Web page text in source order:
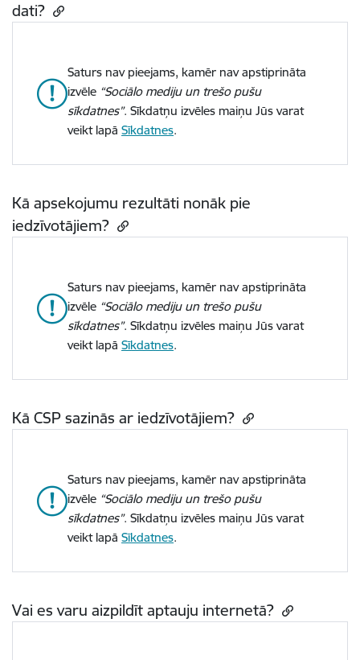
dati?
Saturs nav pieejams, kamēr nav apstiprināta
izvēle “Sociālo mediju un trešo pušu
sīkdatnes”. Sīkdatņu izvēles maiņu Jūs varat
veikt lapā Sīkdatnes.
Kā apsekojumu rezultāti nonāk pie
iedzīvotājiem?
Saturs nav pieejams, kamēr nav apstiprināta
izvēle “Sociālo mediju un trešo pušu
sīkdatnes”. Sīkdatņu izvēles maiņu Jūs varat
veikt lapā Sīkdatnes.
Kā CSP sazinās ar iedzīvotājiem?
Saturs nav pieejams, kamēr nav apstiprināta
izvēle “Sociālo mediju un trešo pušu
sīkdatnes”. Sīkdatņu izvēles maiņu Jūs varat
veikt lapā Sīkdatnes.
Vai es varu aizpildīt aptauju internetā?